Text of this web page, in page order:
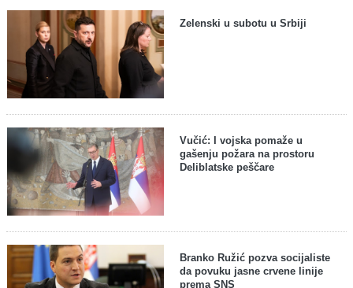
Zelenski u subotu u Srbiji
Vučić: I vojska pomaže u
gašenju požara na prostoru
Deliblatske peščare
Branko Ružić pozva socijaliste
da povuku jasne crvene linije
prema SNS